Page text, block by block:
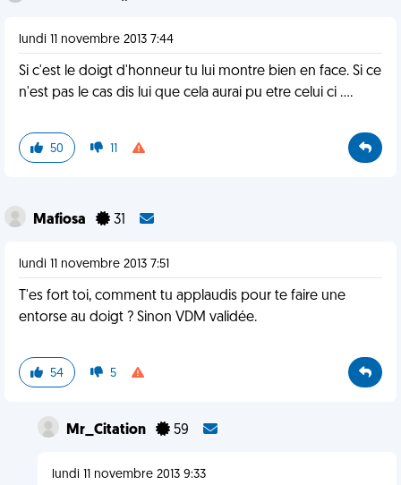
lundi 11 novembre 2013 7:44
Si c'est le doigt d'honneur tu lui montre bien en face. Si ce
n'est pas le cas dis lui que cela aurai pu etre celui ci ....
50 11
Mafiosa 31
lundi 11 novembre 2013 7:51
T'es fort toi, comment tu applaudis pour te faire une
entorse au doigt ? Sinon VDM validée.
54 5
Mr_Citation 59
lundi 11 novembre 2013 9:33